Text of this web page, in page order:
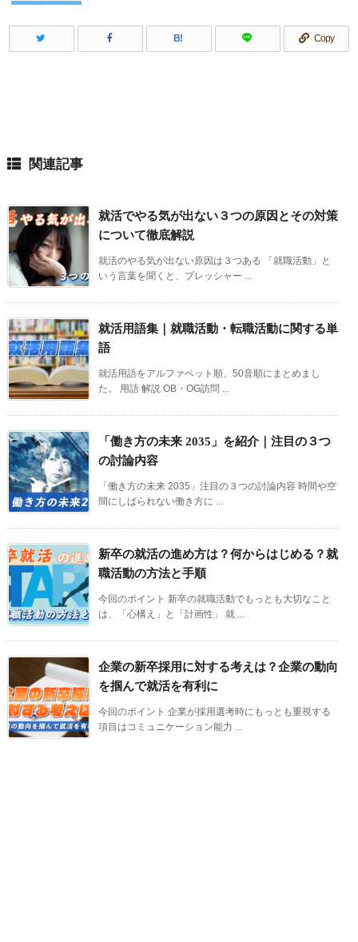
B! Copy
関連記事
就活でやる気が出ない３つの原因とその対策
について徹底解説
就活のやる気が出ない原因は３つある 「就職活動」と
いう言葉を聞くと、プレッシャー ...
就活用語集｜就職活動・転職活動に関する単
語
就活用語をアルファベット順、50音順にまとめまし
た。 用語 解説 OB・OG訪問 ...
「働き方の未来 2035」を紹介｜注目の３つ
の討論内容
「働き方の未来 2035」注目の３つの討論内容 時間や空
間にしばられない働き方に ...
新卒の就活の進め方は？何からはじめる？就
職活動の方法と手順
今回のポイント 新卒の就職活動でもっとも大切なこと
は、「心構え」と「計画性」 就 ...
企業の新卒採用に対する考えは？企業の動向
を掴んで就活を有利に
今回のポイント 企業が採用選考時にもっとも重視する
項目はコミュニケーション能力 ...